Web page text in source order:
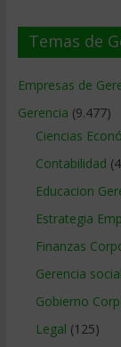
Temas de
Empresas de
Gerencia (9.477)
Ciencias
Contabilidad
Educacion
Estrategia
Finanzas
Gerencia
Gobierno
Legal (125)